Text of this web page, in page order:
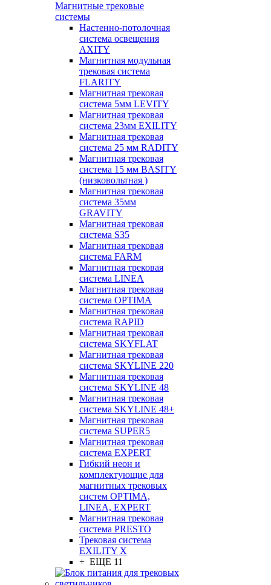
Магнитные трековые
системы
Настенно-потолочная
система освещения
AXITY
Магнитная модульная
трековая система
FLARITY
Магнитная трековая
система 5мм LEVITY
Магнитная трековая
система 23мм EXILITY
Магнитная трековая
система 25 мм RADITY
Магнитная трековая
система 15 мм BASITY
(низковольтная )
Магнитная трековая
система 35мм
GRAVITY
Магнитная трековая
система S35
Магнитная трековая
система FARM
Магнитная трековая
система LINEA
Магнитная трековая
система OPTIMA
Магнитная трековая
система RAPID
Магнитная трековая
система SKYFLAT
Магнитная трековая
система SKYLINE 220
Магнитная трековая
система SKYLINE 48
Магнитная трековая
система SKYLINE 48+
Магнитная трековая
система SUPER5
Магнитная трековая
система EXPERT
Гибкий неон и
комплектующие для
магнитных трековых
систем OPTIMA,
LINEA, EXPERT
Магнитная трековая
система PRESTO
Трековая система
EXILITY X
+ ЕЩЕ 11